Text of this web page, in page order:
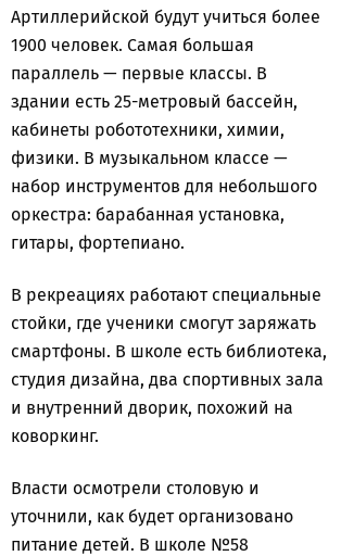
Артиллерийской будут учиться более
1900 человек. Самая большая
параллель — первые классы. В
здании есть 25-метровый бассейн,
кабинеты робототехники, химии,
физики. В музыкальном классе —
набор инструментов для небольшого
оркестра: барабанная установка,
гитары, фортепиано.
В рекреациях работают специальные
стойки, где ученики смогут заряжать
смартфоны. В школе есть библиотека,
студия дизайна, два спортивных зала
и внутренний дворик, похожий на
коворкинг.
Власти осмотрели столовую и
уточнили, как будет организовано
питание детей. В школе №58